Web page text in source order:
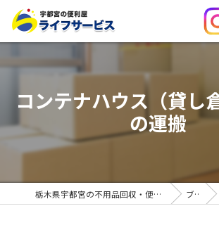
コンテナハウス（貸し
の運搬
栃木県宇都宮の不用品回収・便利屋なら合同会社ライフサービス ブログ